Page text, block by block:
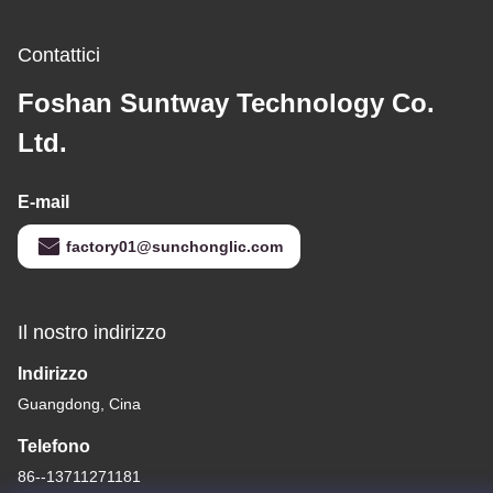
Contattici
Foshan Suntway Technology Co.
Ltd.
E-mail
factory01@sunchonglic.com
Il nostro indirizzo
Indirizzo
Guangdong, Cina
Telefono
86--13711271181